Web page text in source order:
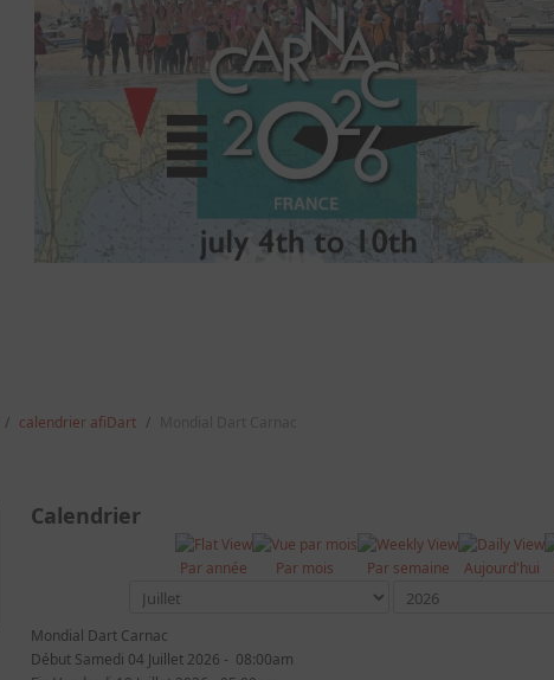
calendrier afiDart
Calendrier
Par année Par mois Par semaine Aujourd'hui
Mondial Dart Carnac
Début Samedi 04 Juillet 2026 - 08:00am